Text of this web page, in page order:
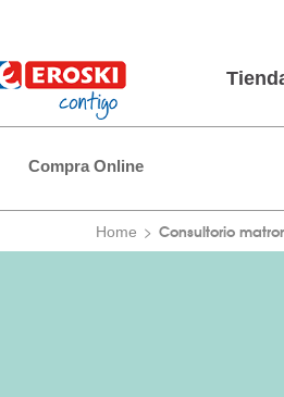
Compra Online
Home Consultorio